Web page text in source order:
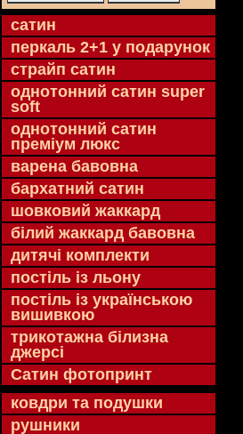
cатин
перкаль 2+1 у подарунок
страйп сатин
однотонний сатин super
soft
однотонний сатин
преміум люкс
варена бавовна
бархатний сатин
шовковий жаккард
білий жаккард бавовна
дитячі комплекти
постіль із льону
постіль із українською
вишивкою
трикотажна білизна
джерсі
Сатин фотопринт
ковдри та подушки
рушники